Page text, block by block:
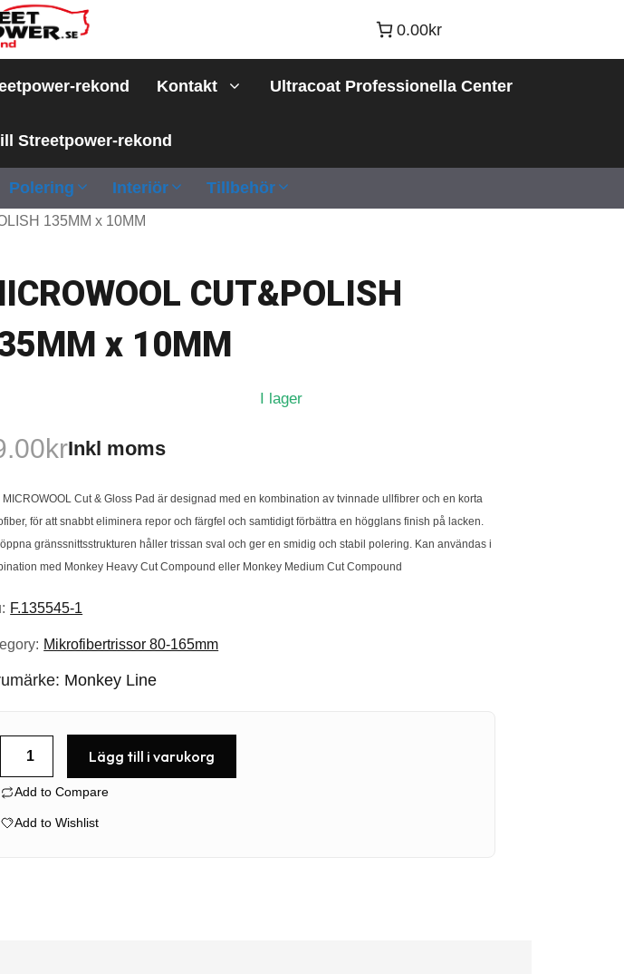
0.00kr
rekond Kontakt Ultracoat Professionella Center
Streetpower-rekond
Polering Interiör Tillbehör
135MM x 10MM
CUT&POLISH
x 10MM
I lager
krInkl moms
MICROWOOL Cut & Gloss Pad är designad med en kombination av tvinnade ullfibrer och en korta
för att snabbt eliminera repor och färgfel och samtidigt förbättra en högglans finish på lacken.
gränssnittsstrukturen håller trissan sval och ger en smidig och stabil polering. Kan användas i
med Monkey Heavy Cut Compound eller Monkey Medium Cut Compound
F.135545-1
Mikrofibertrissor 80-165mm
Monkey Line
MICROWOOL
135MM
x
Lägg till i varukorg
Add to Compare
Add to Wishlist